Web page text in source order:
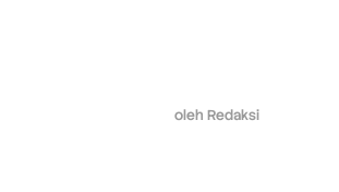
oleh Redaksi